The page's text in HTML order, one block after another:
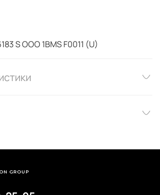
S OOO 1BMS F0011 (U)
GROUP